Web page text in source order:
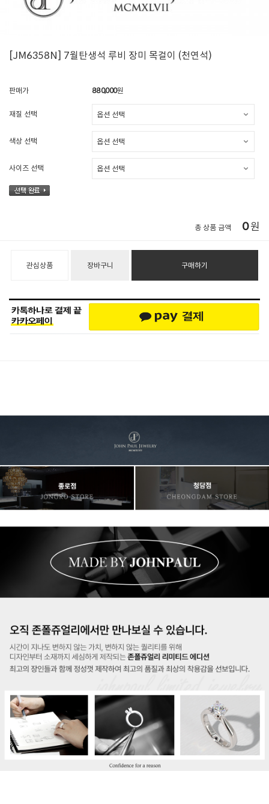
[JM6358N] 7월탄생석 루비 장미 목걸이 (천연석)
판매가 880,000원
재질 선택
색상 선택
사이즈 선택
총 상품 금액 0원
관심상품 장바구니 구매하기